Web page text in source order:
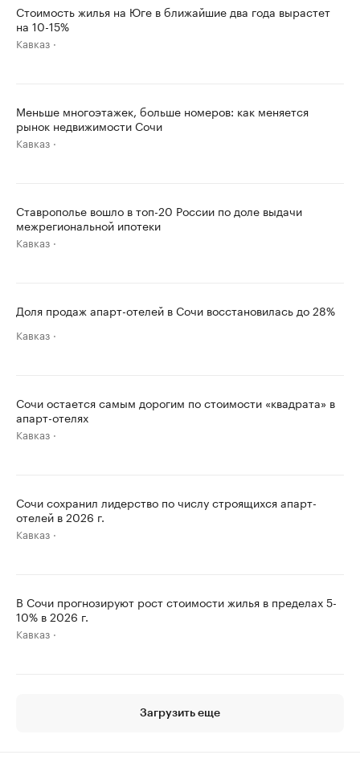
Стоимость жилья на Юге в ближайшие два года вырастет
на 10-15%
Кавказ
Меньше многоэтажек, больше номеров: как меняется
рынок недвижимости Сочи
Кавказ
Ставрополье вошло в топ-20 России по доле выдачи
межрегиональной ипотеки
Кавказ
Доля продаж апарт-отелей в Сочи восстановилась до 28%
Кавказ
Сочи остается самым дорогим по стоимости «квадрата» в
апарт-отелях
Кавказ
Сочи сохранил лидерство по числу строящихся апарт-
отелей в 2026 г.
Кавказ
В Сочи прогнозируют рост стоимости жилья в пределах 5-
10% в 2026 г.
Кавказ
Загрузить еще